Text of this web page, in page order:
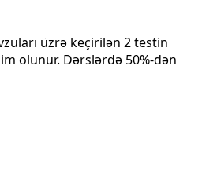
üzrə keçirilən 2 testin
olunur. Dərslərdə 50%-dən